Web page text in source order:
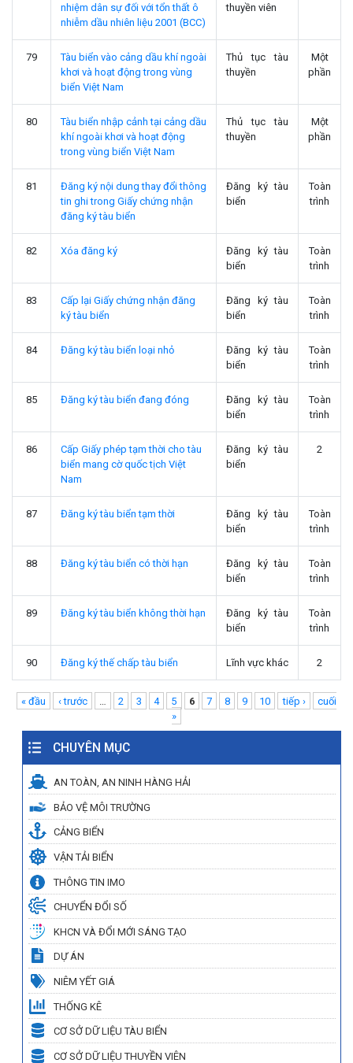
nhiệm dân sự đối với tổn thất ô
nhiễm dầu nhiên liệu 2001 (BCC)
thuyền viên
79
Tàu biển vào cảng dầu khí ngoài
khơi và hoạt động trong vùng
biển Việt Nam
Thủ tục tàu
thuyền
Một
phần
80
Tàu biển nhập cảnh tại cảng dầu
khí ngoài khơi và hoạt động
trong vùng biển Việt Nam
Thủ tục tàu
thuyền
Một
phần
81
Đăng ký nội dung thay đổi thông
tin ghi trong Giấy chứng nhận
đăng ký tàu biển
Đăng ký tàu
biển
Toàn
trình
82 Xóa đăng ký
Đăng ký tàu
biển
Toàn
trình
83
Cấp lại Giấy chứng nhận đăng
ký tàu biển
Đăng ký tàu
biển
Toàn
trình
84 Đăng ký tàu biển loại nhỏ
Đăng ký tàu
biển
Toàn
trình
85 Đăng ký tàu biển đang đóng
Đăng ký tàu
biển
Toàn
trình
86
Cấp Giấy phép tạm thời cho tàu
biển mang cờ quốc tịch Việt
Nam
Đăng ký tàu
biển
2
87 Đăng ký tàu biển tạm thời
Đăng ký tàu
biển
Toàn
trình
88 Đăng ký tàu biển có thời hạn
Đăng ký tàu
biển
Toàn
trình
89 Đăng ký tàu biển không thời hạn
Đăng ký tàu
biển
Toàn
trình
90 Đăng ký thế chấp tàu biển Lĩnh vực khác 2
Pages
« đầu ‹ trước 2 3 4 5 6 7 8 9 10 tiếp ›
cuối
»
CHUYÊN MỤC
AN TOÀN, AN NINH HÀNG HẢI
BẢO VỆ MÔI TRƯỜNG
CẢNG BIỂN
VẬN TẢI BIỂN
THÔNG TIN IMO
CHUYỂN ĐỔI SỐ
KHCN VÀ ĐỔI MỚI SÁNG TẠO
DỰ ÁN
NIÊM YẾT GIÁ
THỐNG KÊ
CƠ SỞ DỮ LIỆU TÀU BIỂN
CƠ SỞ DỮ LIỆU THUYỀN VIÊN